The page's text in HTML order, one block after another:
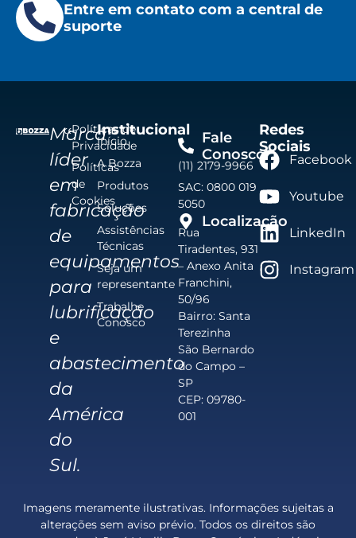
Entre em contato com a central de
suporte
Marca
líder
em
fabricação
de
equipamentos
para
lubrificação
e
abastecimento
da
América
do
Sul.
Políticas de
Privacidade
Políticas
de
Cookies
Institucional
Início
A Bozza
Produtos
Soluções
Assistências
Técnicas
Seja um
representante
Trabalhe
Conosco
Localização
Rua
Tiradentes, 931
– Anexo Anita
Franchini,
50/96
Bairro: Santa
Terezinha
São Bernardo
do Campo –
SP
CEP: 09780-
001
Fale
Conosco
(11) 2179-9966
SAC: 0800 019
5050
Redes
Sociais
Facebook
Youtube
LinkedIn
Instagram
Imagens meramente ilustrativas. Informações sujeitas a
alterações sem aviso prévio. Todos os direitos são